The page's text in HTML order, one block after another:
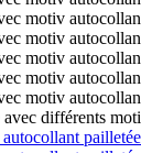
différents